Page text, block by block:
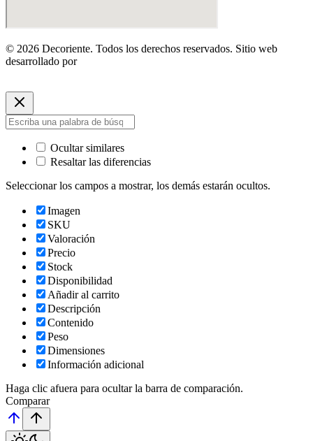
© 2026 Decoriente. Todos los derechos reservados. Sitio web
desarrollado por
Ocultar similares
Resaltar las diferencias
Seleccionar los campos a mostrar, los demás estarán ocultos.
Imagen
SKU
Valoración
Precio
Stock
Disponibilidad
Añadir al carrito
Descripción
Contenido
Peso
Dimensiones
Información adicional
Haga clic afuera para ocultar la barra de comparación.
Comparar